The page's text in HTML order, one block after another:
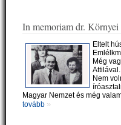
In memoriam dr.
Eltelt
Még
Attilával.
Nem
Magyar Nemzet és még
tovább »